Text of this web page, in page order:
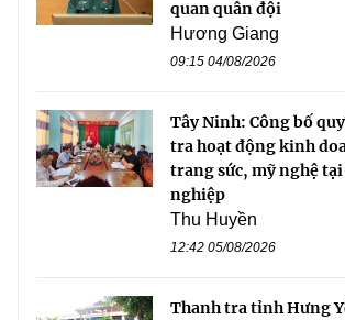
quan quân đội
Hương Giang
09:15 04/08/2026
Tây Ninh: Công bố
tra hoạt động kinh
trang sức, mỹ nghệ
nghiệp
Thu Huyền
12:42 05/08/2026
Thanh tra tỉnh Hưng